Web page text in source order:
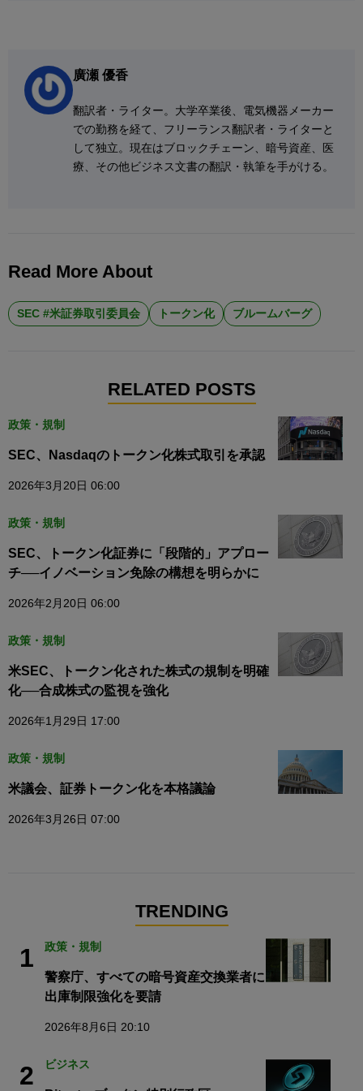
廣瀬 優香
翻訳者・ライター。大学卒業後、電気機器メーカー
での勤務を経て、フリーランス翻訳者・ライターと
して独立。現在はブロックチェーン、暗号資産、医
療、その他ビジネス文書の翻訳・執筆を手がける。
Read More About
SEC #米証券取引委員会 トークン化 ブルームバーグ
RELATED POSTS
政策・規制
SEC、Nasdaqのトークン化株式取引を承認
2026年3月20日 06:00
政策・規制
SEC、トークン化証券に「段階的」アプロー
チ──イノベーション免除の構想を明らかに
2026年2月20日 06:00
政策・規制
米SEC、トークン化された株式の規制を明確
化──合成株式の監視を強化
2026年1月29日 17:00
政策・規制
米議会、証券トークン化を本格議論
2026年3月26日 07:00
TRENDING
1 政策・規制
警察庁、すべての暗号資産交換業者に
出庫制限強化を要請
2026年8月6日 20:10
2 ビジネス